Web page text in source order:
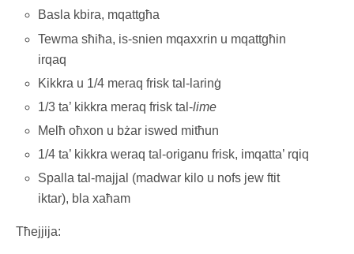
Basla kbira, mqattgħa
Tewma sħiħa, is-snien mqaxxrin u mqattgħin
irqaq
Kikkra u 1/4 meraq frisk tal-larinġ
1/3 ta’ kikkra meraq frisk tal-lime
Melħ oħxon u bżar iswed mitħun
1/4 ta’ kikkra weraq tal-origanu frisk, imqatta’ rqiq
Spalla tal-majjal (madwar kilo u nofs jew ftit
iktar), bla xaħam
Tħejjija: